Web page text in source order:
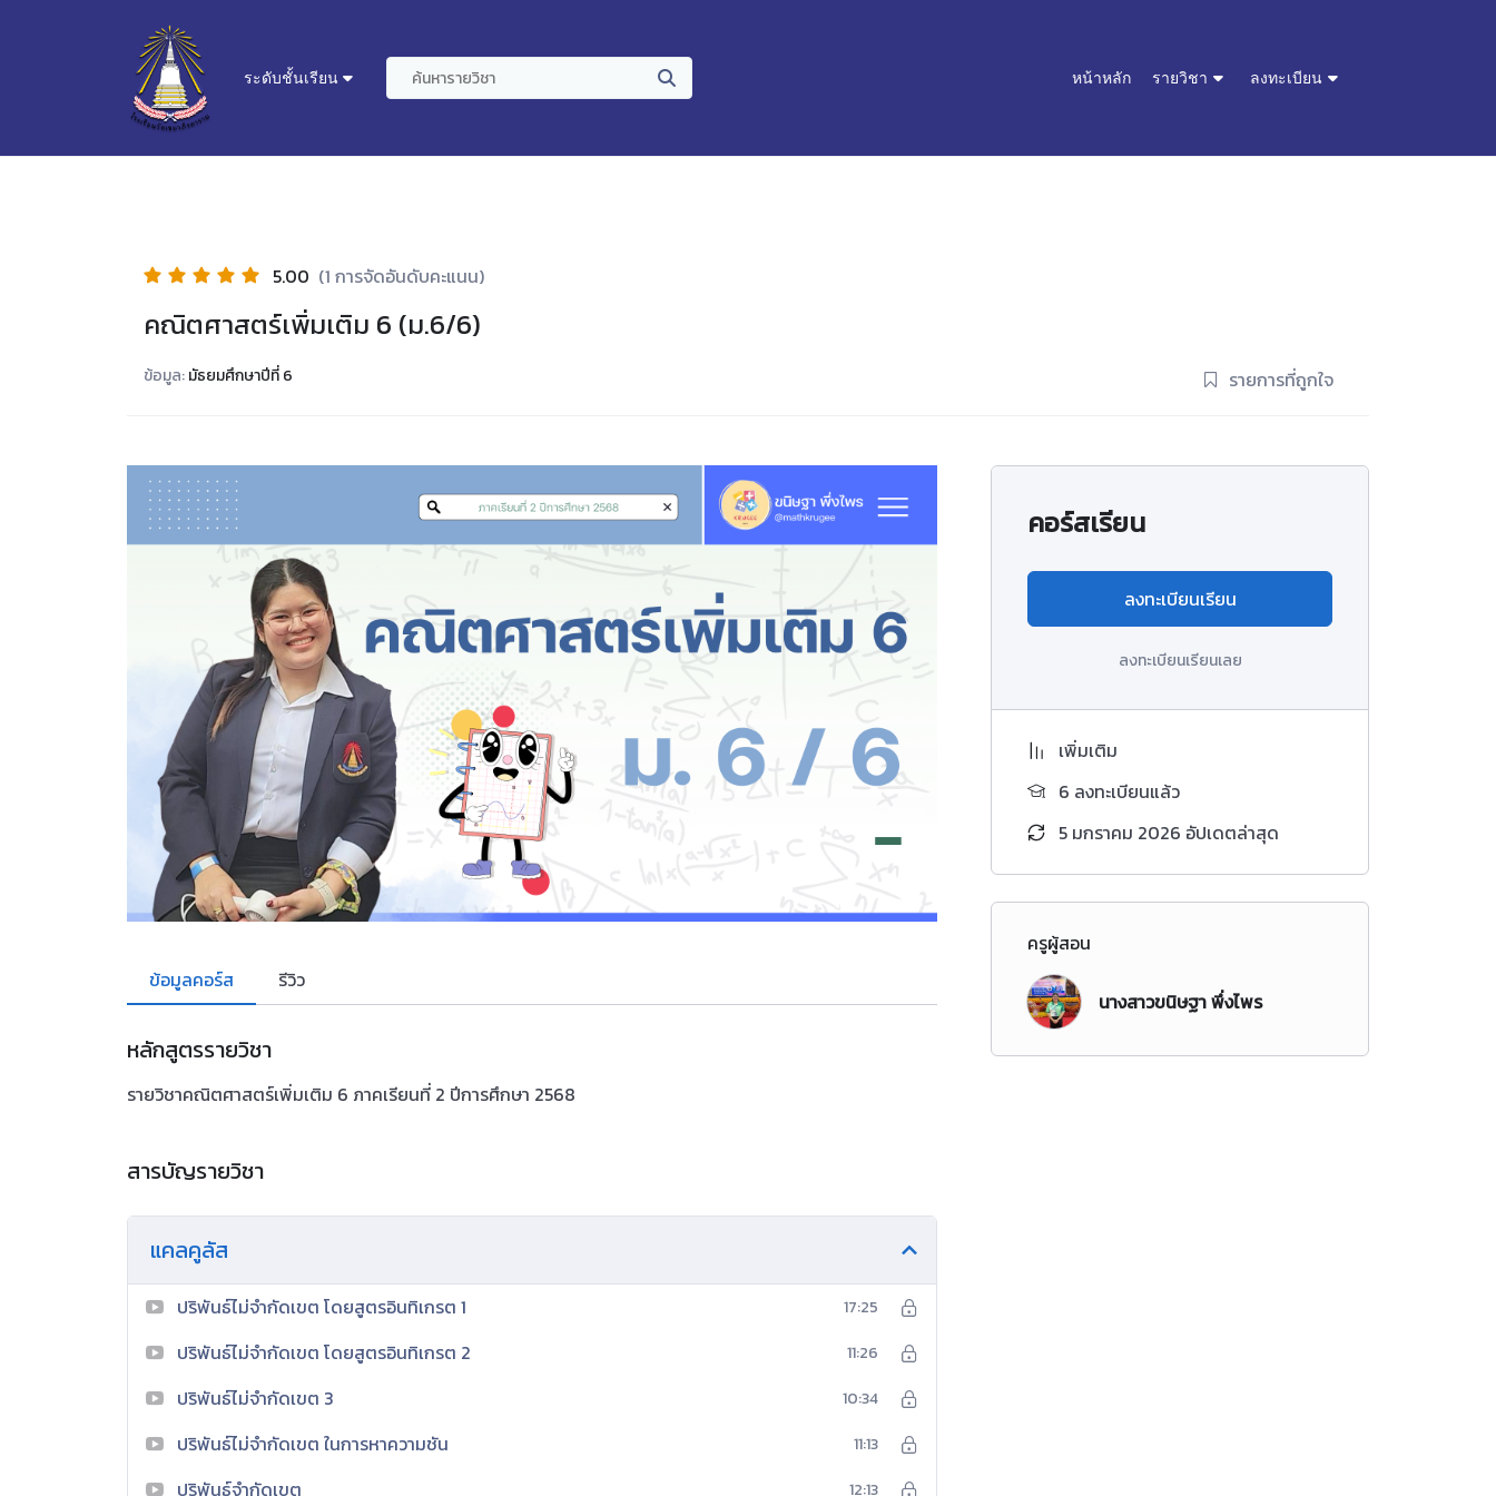
ระดับชั้นเรียน หน้าหลัก รายวิชา ลงทะเบียน
5.00 (1 การจัดอันดับคะแนน)
คณิตศาสตร์เพิ่มเติม 6 (ม.6/6)
ข้อมูล:มัธยมศึกษาปีที่ 6 รายการที่ถูกใจ
ข้อมูลคอร์ส รีวิว
หลักสูตรรายวิชา
รายวิชาคณิตศาสตร์เพิ่มเติม 6 ภาคเรียนที่ 2 ปีการศึกษา 2568
สารบัญรายวิชา
แคลคูลัส
ปริพันธ์ไม่จำกัดเขต โดยสูตรอินทิเกรต 1 17:25
ปริพันธ์ไม่จำกัดเขต โดยสูตรอินทิเกรต 2 11:26
ปริพันธ์ไม่จำกัดเขต 3 10:34
ปริพันธ์ไม่จำกัดเขต ในการหาความชัน 11:13
ปริพันธ์จำกัดเขต 12:13
คอร์สเรียน
ลงทะเบียนเรียน
ลงทะเบียนเรียนเลย
เพิ่มเติม
6 ลงทะเบียนแล้ว
5 มกราคม 2026 อัปเดตล่าสุด
ครูผู้สอน
นางสาวขนิษฐา พึ่งไพร